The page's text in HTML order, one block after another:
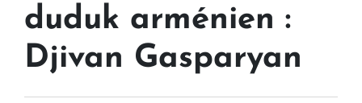
duduk arménien :
Djivan Gasparyan